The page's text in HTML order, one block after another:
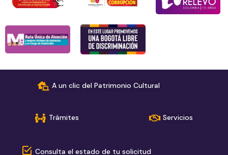
A un clic del Patrimonio Cultural
Trámites Servicios
Consulta el estado de tu solicitud